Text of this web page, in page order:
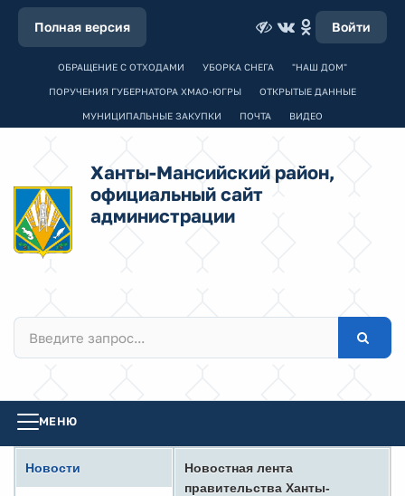
Полная версия Войти
ОБРАЩЕНИЕ С ОТХОДАМИ УБОРКА СНЕГА "НАШ ДОМ"
ПОРУЧЕНИЯ ГУБЕРНАТОРА ХМАО-ЮГРЫ ОТКРЫТЫЕ ДАННЫЕ
МУНИЦИПАЛЬНЫЕ ЗАКУПКИ ПОЧТА ВИДЕО
Ханты-Мансийский район,
официальный сайт
администрации
МЕНЮ
Новости
Новостная лента
правительства Ханты-